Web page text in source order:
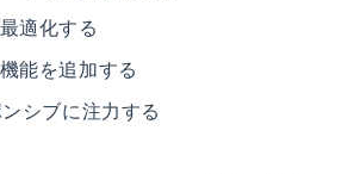
適化する
能を追加する
シブに注力する